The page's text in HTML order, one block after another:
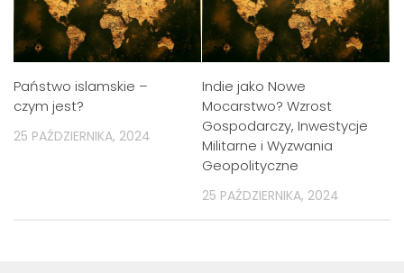
Państwo islamskie –
czym jest?
25 PAŹDZIERNIKA, 2024
Indie jako Nowe
Mocarstwo? Wzrost
Gospodarczy, Inwestycje
Militarne i Wyzwania
Geopolityczne
25 PAŹDZIERNIKA, 2024